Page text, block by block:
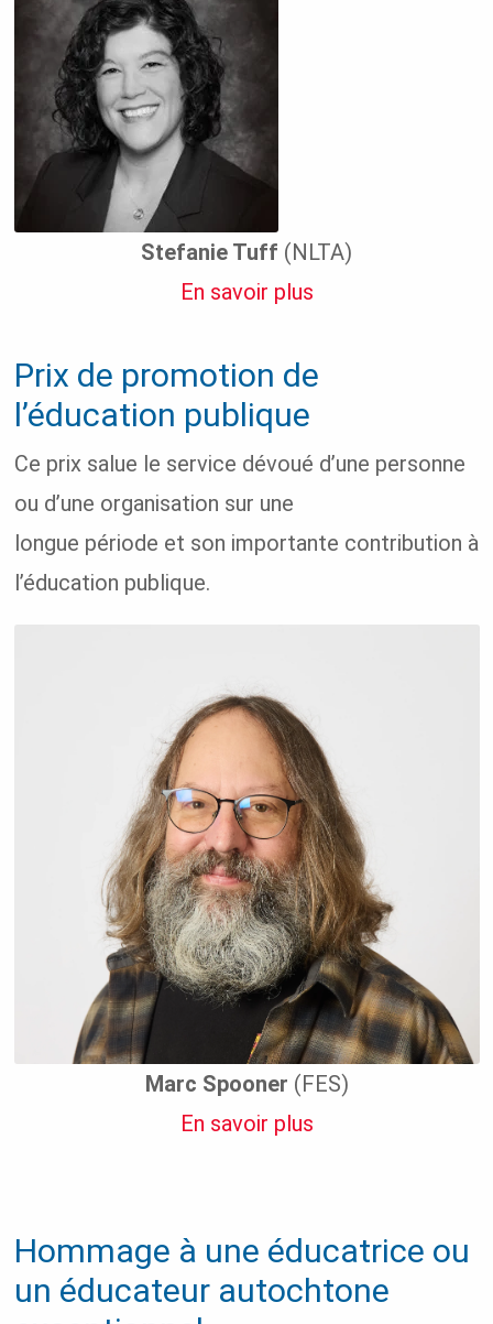
Stefanie Tuff (NLTA)
En savoir plus
Prix de promotion de
l’éducation publique
Ce prix salue le service dévoué d’une personne
ou d’une organisation sur une
longue période et son importante contribution à
l’éducation publique.
Marc Spooner (FES)
En savoir plus
Hommage à une éducatrice ou
un éducateur autochtone